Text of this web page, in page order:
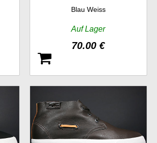
SPW
Blau Weiss
Auf Lager
70.00 €